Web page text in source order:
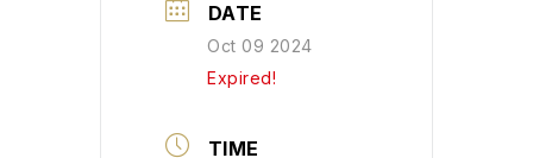
DATE
Oct 09 2024
Expired!
TIME